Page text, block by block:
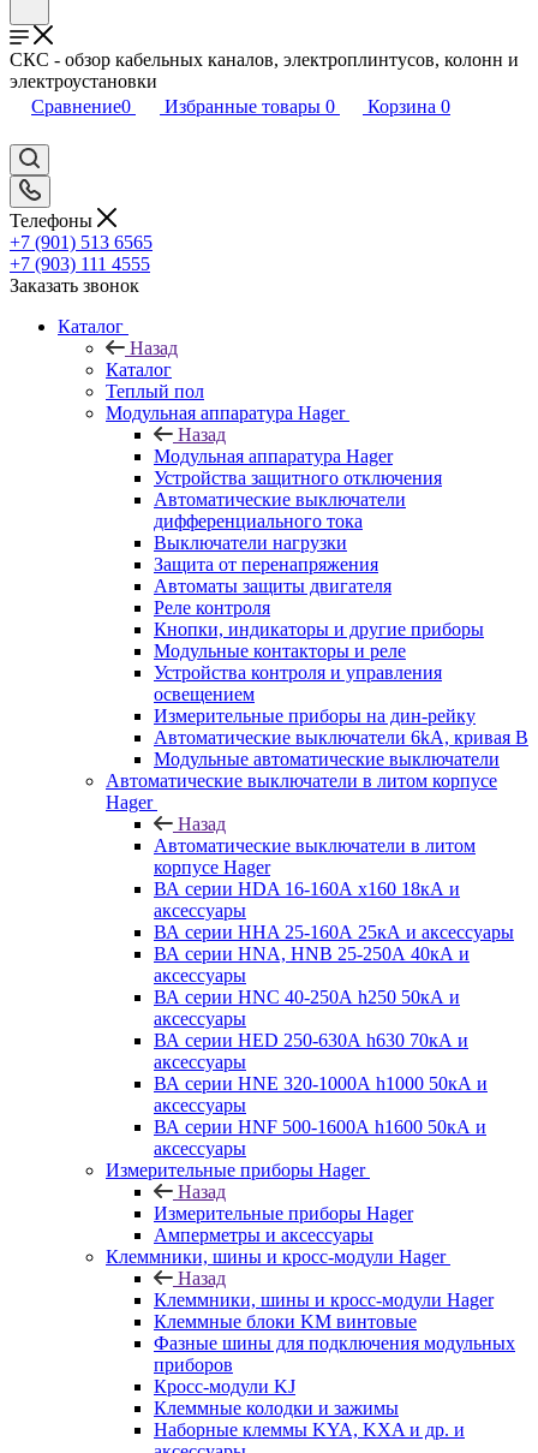
СКС - обзор кабельных каналов, электроплинтусов, колонн и
электроустановки
Сравнение0 Избранные товары 0 Корзина 0
Телефоны
+7 (901) 513 6565
+7 (903) 111 4555
Заказать звонок
Каталог
Назад
Каталог
Теплый пол
Модульная аппаратура Hager
Назад
Модульная аппаратура Hager
Устройства защитного отключения
Автоматические выключатели
дифференциального тока
Выключатели нагрузки
Защита от перенапряжения
Автоматы защиты двигателя
Реле контроля
Кнопки, индикаторы и другие приборы
Модульные контакторы и реле
Устройства контроля и управления
освещением
Измерительные приборы на дин-рейку
Автоматические выключатели 6kA, кривая В
Модульные автоматические выключатели
Автоматические выключатели в литом корпусе
Hager
Назад
Автоматические выключатели в литом
корпусе Hager
ВА серии HDA 16-160А x160 18кА и
аксессуары
ВА серии HHA 25-160А 25кА и аксессуары
ВА серии HNA, HNB 25-250А 40кА и
аксессуары
ВА серии HNC 40-250А h250 50кА и
аксессуары
ВА серии HED 250-630А h630 70кА и
аксессуары
ВА серии HNE 320-1000А h1000 50кА и
аксессуары
ВА серии HNF 500-1600А h1600 50кА и
аксессуары
Измерительные приборы Hager
Назад
Измерительные приборы Hager
Амперметры и аксессуары
Клеммники, шины и кросс-модули Hager
Назад
Клеммники, шины и кросс-модули Hager
Клеммные блоки KM винтовые
Фазные шины для подключения модульных
приборов
Кросс-модули KJ
Клеммные колодки и зажимы
Наборные клеммы KYA, KXA и др. и